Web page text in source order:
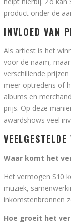
product onder de
INVLOED VAN
Als artiest is het
voor de naam,
verschillende
meer optredens of
albums en
prijs. Op deze
awardshows veel
Waar komt het
Het vermogen S10
muziek,
inkomstenbronnen
Hoe groeit het